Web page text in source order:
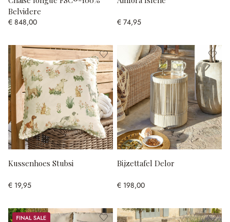
Belvidere
€ 848,00
€ 74,95
Kussenhoes Stubsi
€ 19,95
Bijzettafel Delor
€ 198,00
Sale